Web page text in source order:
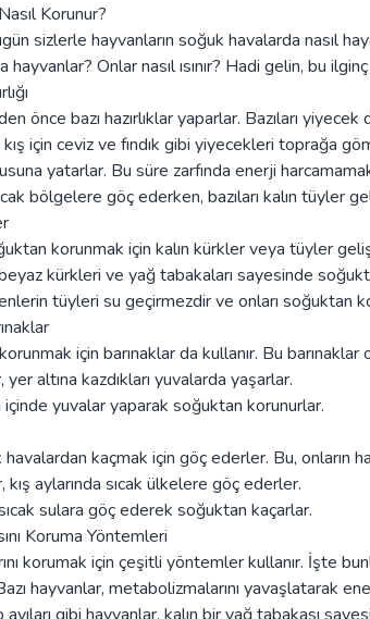
Korunur?
sizlerle hayvanların soğuk havalarda nasıl
Onlar nasıl ısınır? Hadi gelin, bu
önce bazı hazırlıklar yaparlar. Bazıları
için ceviz ve fındık gibi yiyecekleri toprağa
yatarlar. Bu süre zarfında enerji
bölgelere göç ederken, bazıları kalın tüyler
korunmak için kalın kürkler veya tüyler
beyaz kürkleri ve yağ tabakaları sayesinde
tüyleri su geçirmezdir ve onları soğuktan
için barınaklar da kullanır. Bu
yer altına kazdıkları yuvalarda yaşarlar.
içinde yuvalar yaparak soğuktan korunurlar.
havalardan kaçmak için göç ederler. Bu,
aylarında sıcak ülkelere göç ederler.
sulara göç ederek soğuktan kaçarlar.
Koruma Yöntemleri
korumak için çeşitli yöntemler kullanır. İşte
hayvanlar, metabolizmalarını yavaşlatarak